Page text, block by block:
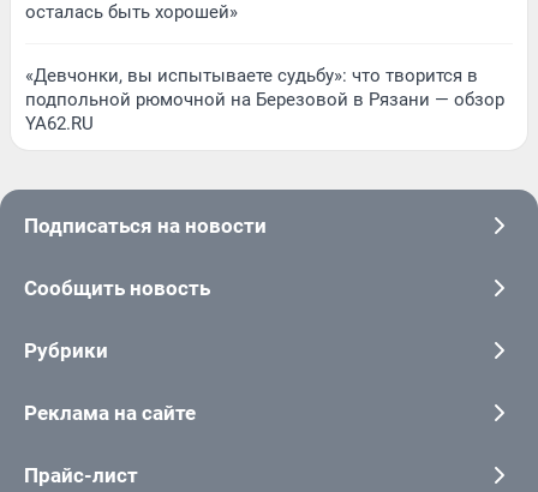
осталась быть хорошей»
«Девчонки, вы испытываете судьбу»: что творится в
подпольной рюмочной на Березовой в Рязани — обзор
YA62.RU
Подписаться на новости
Сообщить новость
Рубрики
Реклама на сайте
Прайс-лист